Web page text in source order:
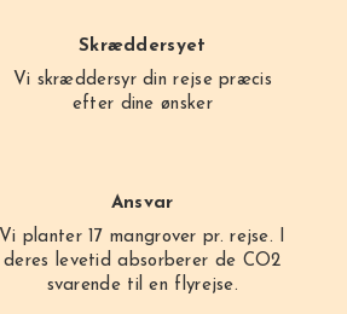
Skræddersyet
Vi skræddersyr din rejse præcis
efter dine ønsker
Ansvar
Vi planter 17 mangrover pr. rejse. I
deres levetid absorberer de CO2
svarende til en flyrejse.